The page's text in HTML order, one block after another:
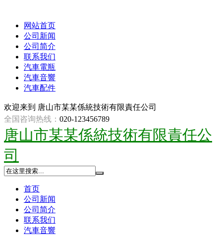
网站首页
公司新闻
公司简介
联系我们
汽車電瓶
汽車音響
汽車配件
欢迎来到 唐山市某某係統技術有限責任公司
全国咨询热线： 020-123456789
唐山市某某係統技術有限責任公
司
首页
公司新闻
公司简介
联系我们
汽車音響